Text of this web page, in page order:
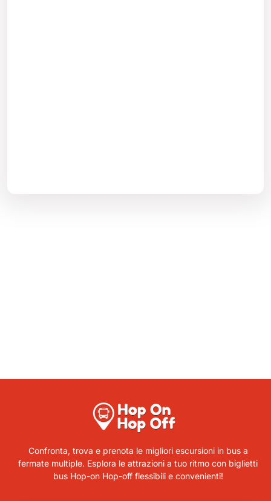
Confronta, trova e prenota le migliori escursioni in bus a
fermate multiple. Esplora le attrazioni a tuo ritmo con biglietti
bus Hop-on Hop-off flessibili e convenienti!